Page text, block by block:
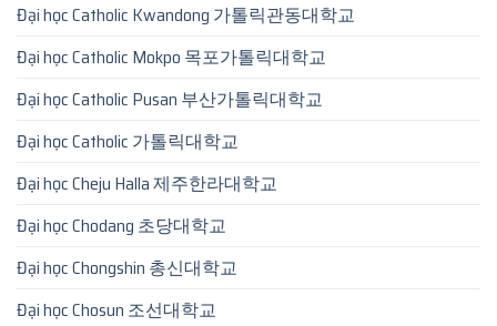
Đại học Catholic Kwandong 가톨릭관동대학교
Đại học Catholic Mokpo 목포가톨릭대학교
Đại học Catholic Pusan 부산가톨릭대학교
Đại học Catholic 가톨릭대학교
Đại học Cheju Halla 제주한라대학교
Đại học Chodang 초당대학교
Đại học Chongshin 총신대학교
Đại học Chosun 조선대학교